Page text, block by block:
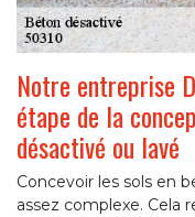
Notre entreprise
étape de la
désactivé ou lavé
Concevoir les sols en
assez complexe. Cela